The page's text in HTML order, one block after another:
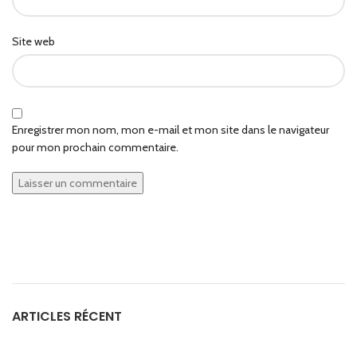
Site web
Enregistrer mon nom, mon e-mail et mon site dans le navigateur
pour mon prochain commentaire.
ARTICLES RÉCENT